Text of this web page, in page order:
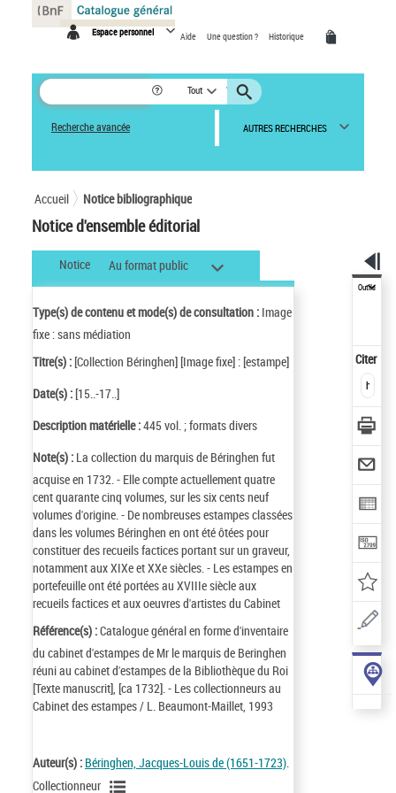
Espace personnel Aide Une question ? Historique
Tout
Recherche avancée AUTRES RECHERCHES
Accueil Notice bibliographique
Notice d'ensemble éditorial
Notice Au format public
Type(s) de contenu et mode(s) de consultation : Image
fixe : sans médiation
Titre(s) : [Collection Béringhen] [Image fixe] : [estampe]
Date(s) : [15..-17..]
Description matérielle :445 vol. ; formats divers
Note(s) : La collection du marquis de Béringhen fut
acquise en 1732. - Elle compte actuellement quatre
cent quarante cinq volumes, sur les six cents neuf
volumes d'origine. - De nombreuses estampes classées
dans les volumes Béringhen en ont été ôtées pour
constituer des recueils factices portant sur un graveur,
notamment aux XIXe et XXe siècles. - Les estampes en
portefeuille ont été portées au XVIIIe siècle aux
recueils factices et aux oeuvres d'artistes du Cabinet
Référence(s) :Catalogue général en forme d'inventaire
du cabinet d'estampes de Mr le marquis de Beringhen
réuni au cabinet d'estampes de la Bibliothèque du Roi
[Texte manuscrit], [ca 1732]. - Les collectionneurs au
Cabinet des estampes / L. Beaumont-Maillet, 1993
Auteur(s) : Béringhen, Jacques-Louis de (1651-1723).
Collectionneur
Outils
Citer
Panneau de gestion des cookies